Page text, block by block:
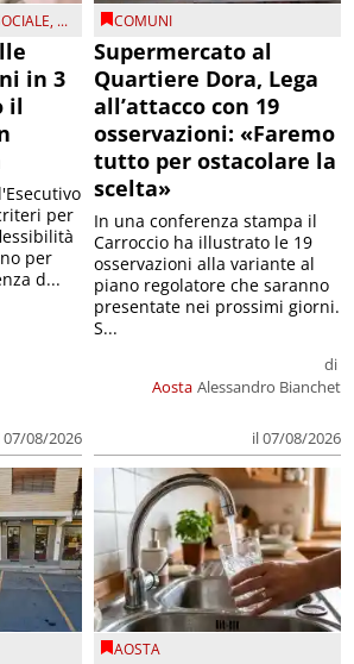
, ...
in 3
il
07/08/2026
per
per
d...
COMUNI
Supermercato al
Quartiere Dora, Lega
all’attacco con 19
osservazioni: «Faremo
tutto per ostacolare la
scelta»
Aosta
di
Alessandro Bianchet
il 07/08/2026
In una conferenza stampa il
Carroccio ha illustrato le 19
osservazioni alla variante al
piano regolatore che saranno
presentate nei prossimi giorni.
S...
AOSTA